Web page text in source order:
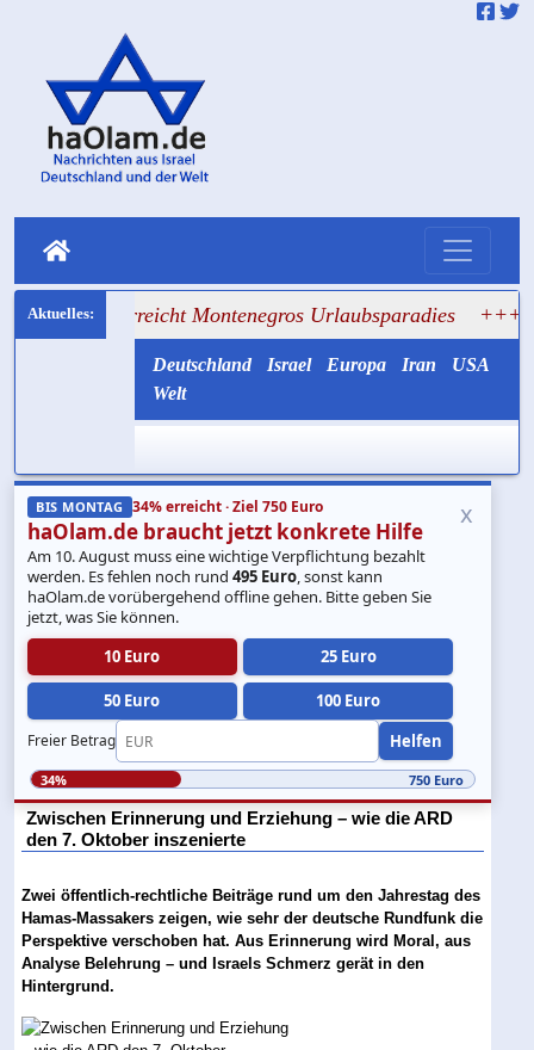
erreicht Montenegros Urlaubsparadies +++
Deutschland Israel Europa Iran
USA
Welt
BIS MONTAG 34% erreicht · Ziel 750 Euro
haOlam.de braucht jetzt konkrete Hilfe
Am 10. August muss eine wichtige Verpflichtung bezahlt
werden. Es fehlen noch rund495 Euro, sonst kann
haOlam.de vorübergehend offline gehen. Bitte geben Sie
jetzt, was Sie können.
10 Euro
25 Euro
50 Euro 100 Euro
Freier Betrag Helfen
x
34% 750 Euro
Zwischen Erinnerung und Erziehung – wie die ARD
den 7. Oktober inszenierte
Zwei öffentlich-rechtliche Beiträge rund um den Jahrestag des
Hamas-Massakers zeigen, wie sehr der deutsche Rundfunk die
Perspektive verschoben hat. Aus Erinnerung wird Moral, aus
Analyse Belehrung – und Israels Schmerz gerät in den
Hintergrund.